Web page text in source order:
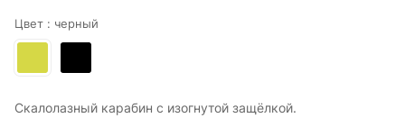
Цвет : черный
Скалолазный карабин с изогнутой защёлкой.